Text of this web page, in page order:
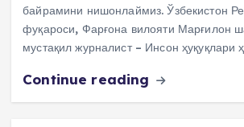
байрамини нишонлаймиз. Ўзбекистон
фуқароси, Фарғона вилояти Марғилон
мустақил журналист – Инсон ҳуқуқлари
Continue reading